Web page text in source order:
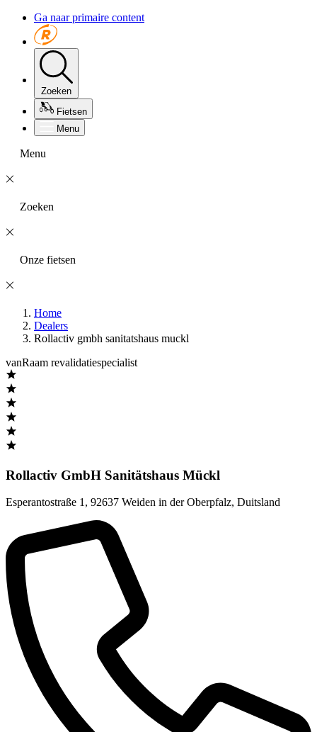
Ga naar primaire content
Zoeken
Fietsen
Menu
Menu
Zoeken
Onze fietsen
Home
Dealers
Rollactiv gmbh sanitatshaus muckl
vanRaam revalidatiespecialist
Rollactiv GmbH Sanitätshaus Mückl
Esperantostraße 1, 92637 Weiden in der Oberpfalz, Duitsland